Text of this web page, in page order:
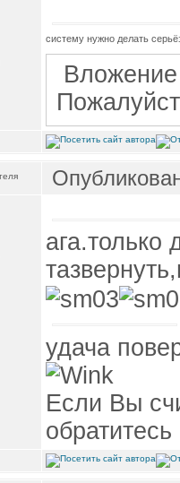
систему нужно делать
Вложение
ага.только
удача
Если Вы